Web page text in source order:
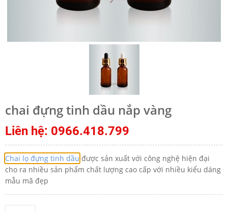
chai đựng tinh dầu nắp vàng
Liên hệ: 0966.418.799
Chai lọ đựng tinh dầu được sản xuất với công nghệ hiện đại
cho ra nhiều sản phẩm chất lượng cao cấp với nhiều kiểu dáng
mẫu mã đẹp